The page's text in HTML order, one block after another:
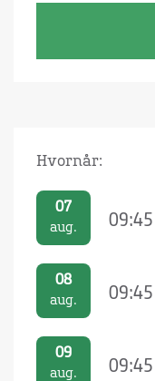
Hvornår:
07
aug.
08
aug.
09
aug.